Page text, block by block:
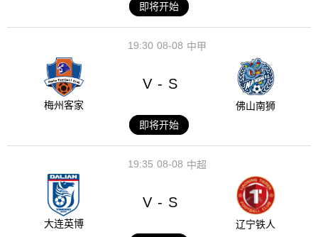
即将开始
08-08
19:30 中甲
梅州客家
V - S
佛山南狮
即将开始
08-08
19:35 中超
大连英博
V - S
辽宁铁人